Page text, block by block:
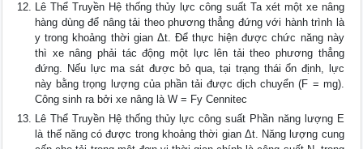
Lê Thể Truyền Hệ thống thủy lực công suất Ta xét một xe nâng
hàng dùng để nâng tải theo phương thẳng đứng với hành trình là
y trong khoảng thời gian Δt. Để thực hiện được chức năng này
thì xe nâng phải tác động một lực lên tải theo phương thẳng
đứng. Nếu lực ma sát được bỏ qua, tại trạng thái ổn định, lực
này bằng trọng lượng của phần tải được dịch chuyển (F = mg).
Công sinh ra bởi xe nâng là W = Fy Cennitec
Lê Thể Truyền Hệ thống thủy lực công suất Phần năng lượng E
là thế năng có được trong khoảng thời gian Δt. Năng lượng cung